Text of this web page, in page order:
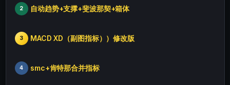
2 自动趋势+支撑+斐波那契+箱体
3 MACD XD（副图指标））修改版
4 smc+肯特那合并指标